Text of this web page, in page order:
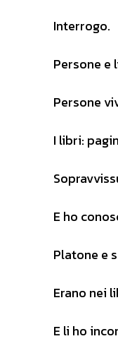
Interrogo.
Persone e
Persone
I libri:
E ho
Platone e
Erano nei
E li ho